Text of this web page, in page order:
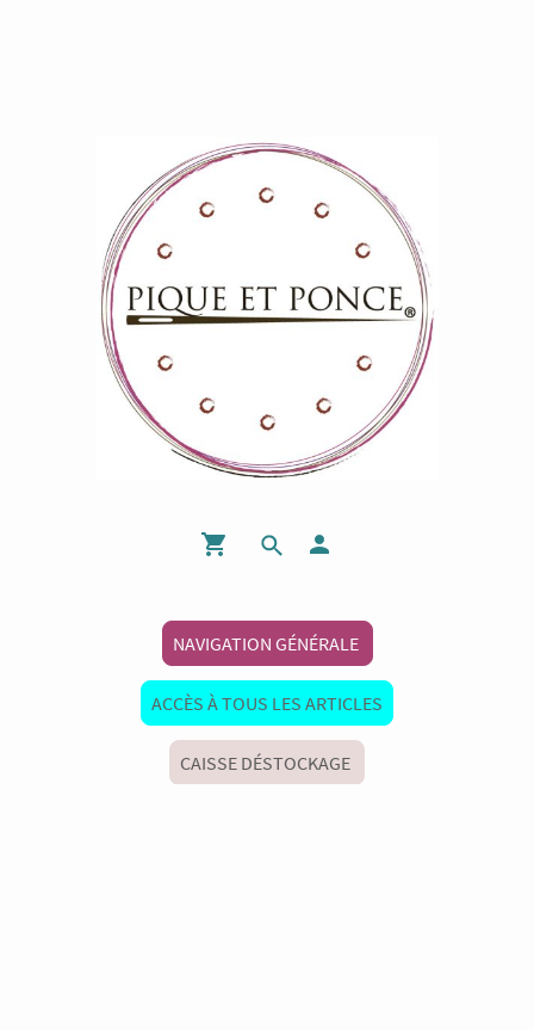
NAVIGATION GÉNÉRALE
ACCÈS À TOUS LES ARTICLES
CAISSE DÉSTOCKAGE